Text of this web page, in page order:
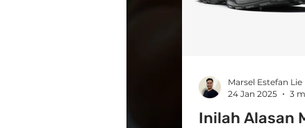
Inilah Alasan
Marsel Estefan Lie
24 Jan 2025
3